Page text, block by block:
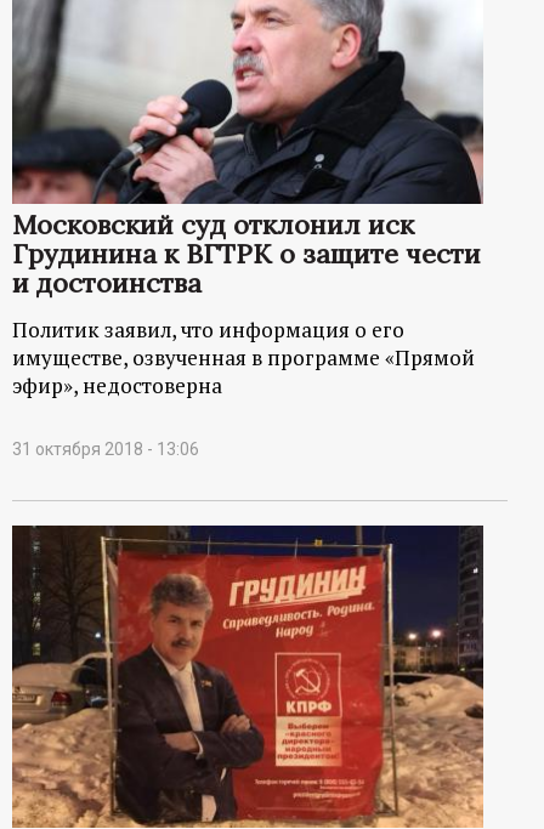
Московский суд отклонил иск
Грудинина к ВГТРК о защите чести
и достоинства
Политик заявил, что информация о его
имуществе, озвученная в программе «Прямой
эфир», недостоверна
31 октября 2018 - 13:06